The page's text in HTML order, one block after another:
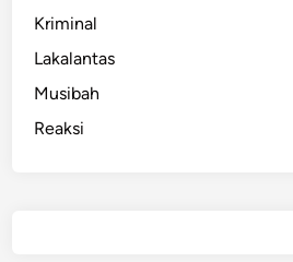
Kriminal
Lakalantas
Musibah
Reaksi